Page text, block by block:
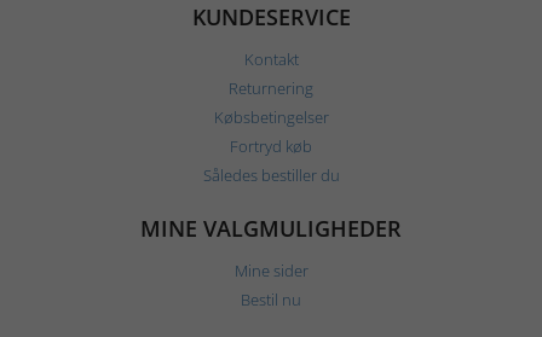
KUNDESERVICE
Kontakt
Returnering
Købsbetingelser
Fortryd køb
Således bestiller du
MINE VALGMULIGHEDER
Mine sider
Bestil nu